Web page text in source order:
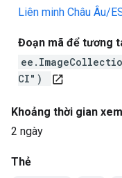
Liên minh Châu Âu/
Đoạn mã để tương
CI")
open_in_new
Khoảng thời gian
2 ngày
Thẻ